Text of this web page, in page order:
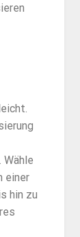
einer
hin zu